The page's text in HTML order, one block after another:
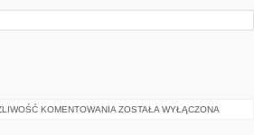
KOMENTOWANIA RYBY
ZOSTAŁA WYŁĄCZONA